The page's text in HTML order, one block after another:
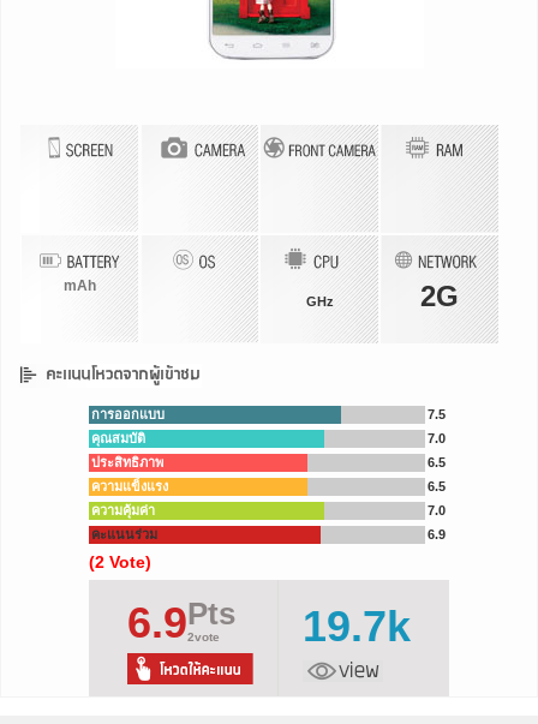
mAh
GHz 2G
การออกแบบ
7.5
คุณสมบัติ
7.0
ประสิทธิภาพ
6.5
ความแข็งแรง
6.5
ความคุ้มค่า
7.0
คะแนนร่วม
6.9
(2 Vote)
6.9Pts
2vote 19.7k